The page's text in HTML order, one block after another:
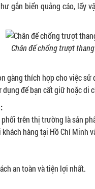
gắn biển quảng cáo, lấy
Chân đế chống trượt
gàng thích hợp cho việc
để bạn cất giữ hoặc di
trên thị trường là sản
hàng tại Hồ Chí Minh
an toàn và tiện lợi nhất.